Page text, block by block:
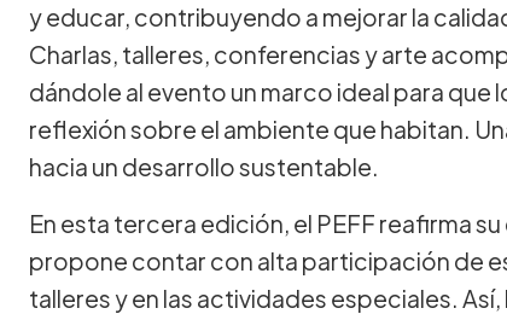
y educar, contribuyendo a mejorar la
Charlas, talleres, conferencias y arte
dándole al evento un marco ideal para
reflexión sobre el ambiente que habitan.
hacia un desarrollo sustentable.
En esta tercera edición, el PEFF reafirma
propone contar con alta participación de
talleres y en las actividades especiales.